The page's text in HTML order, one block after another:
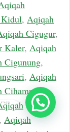
Kidul, Aqiqah
Cigugur,
Kaler, Aqiqah
Cigunung,
, Aqiqah
Cihampelas,
, Aqiqah